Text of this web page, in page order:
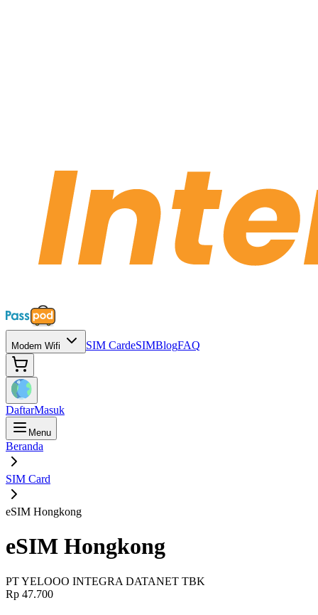
Modem Wifi SIM CardeSIMBlogFAQ
DaftarMasuk
Menu
Beranda
SIM Card
eSIM Hongkong
eSIM Hongkong
PT YELOOO INTEGRA DATANET TBK
Rp 47.700